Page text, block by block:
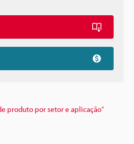
produto por setor e aplicação”